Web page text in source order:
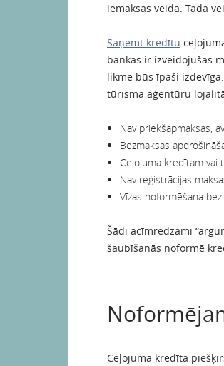
iemaksas veidā. Tādā
Saņemt kredītu
bankas ir izveidojušas
likme būs īpaši
tūrisma aģentūru
Nav priekšapmaksas,
Bezmaksas
Ceļojuma kredītam vai
Nav reģistrācijas
Vīzas noformēšana
Šādi acīmredzami
šaubīšanās noformē
Ceļojuma kredīta